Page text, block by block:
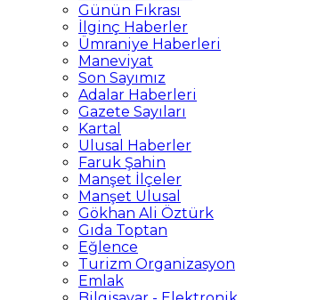
Günün Fıkrası
İlginç Haberler
Ümraniye Haberleri
Maneviyat
Son Sayımız
Adalar Haberleri
Gazete Sayıları
Kartal
Ulusal Haberler
Faruk Şahin
Manşet İlçeler
Manşet Ulusal
Gökhan Ali Öztürk
Gıda Toptan
Eğlence
Turizm Organizasyon
Emlak